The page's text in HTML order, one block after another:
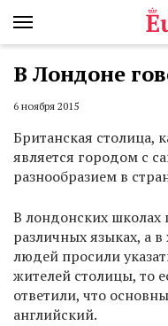
В Лондоне
6 ноября 2015
Британская столица,
является городом с
разнообразием в
В лондонских школах
различных языках, а
людей просили
жителей столицы, то
ответили, что
английский.